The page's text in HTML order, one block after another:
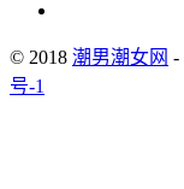
© 2018 潮男潮女网 -
号-1